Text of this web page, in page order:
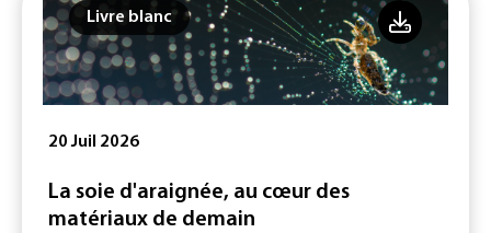
Livre blanc
20 Juil 2026
La soie d'araignée, au cœur des
matériaux de demain